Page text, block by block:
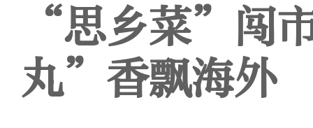
“思乡菜”闯
丸”香飘海外